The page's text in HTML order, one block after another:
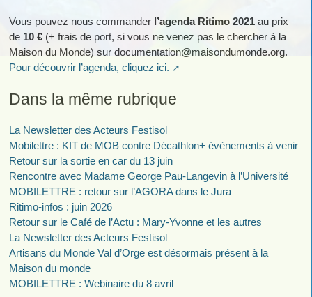
Vous pouvez nous commander l’agenda Ritimo 2021au prix
de 10 €(+ frais de port, si vous ne venez pas le chercher à la
Maison du Monde) sur documentation@maisondumonde.org.
Pour découvrir l’agenda, cliquez ici.
Dans la même rubrique
La Newsletter des Acteurs Festisol
Mobilettre : KIT de MOB contre Décathlon+ évènements à venir
Retour sur la sortie en car du 13 juin
Rencontre avec Madame George Pau-Langevin à l’Université
MOBILETTRE : retour sur l’AGORA dans le Jura
Ritimo-infos : juin 2026
Retour sur le Café de l’Actu : Mary-Yvonne et les autres
La Newsletter des Acteurs Festisol
Artisans du Monde Val d’Orge est désormais présent à la
Maison du monde
MOBILETTRE : Webinaire du 8 avril